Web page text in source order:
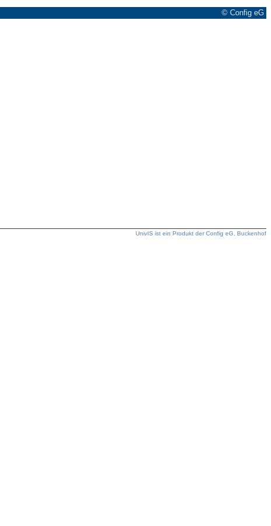
© Config eG
UnivIS ist ein Produkt der Config eG, Buckenhof